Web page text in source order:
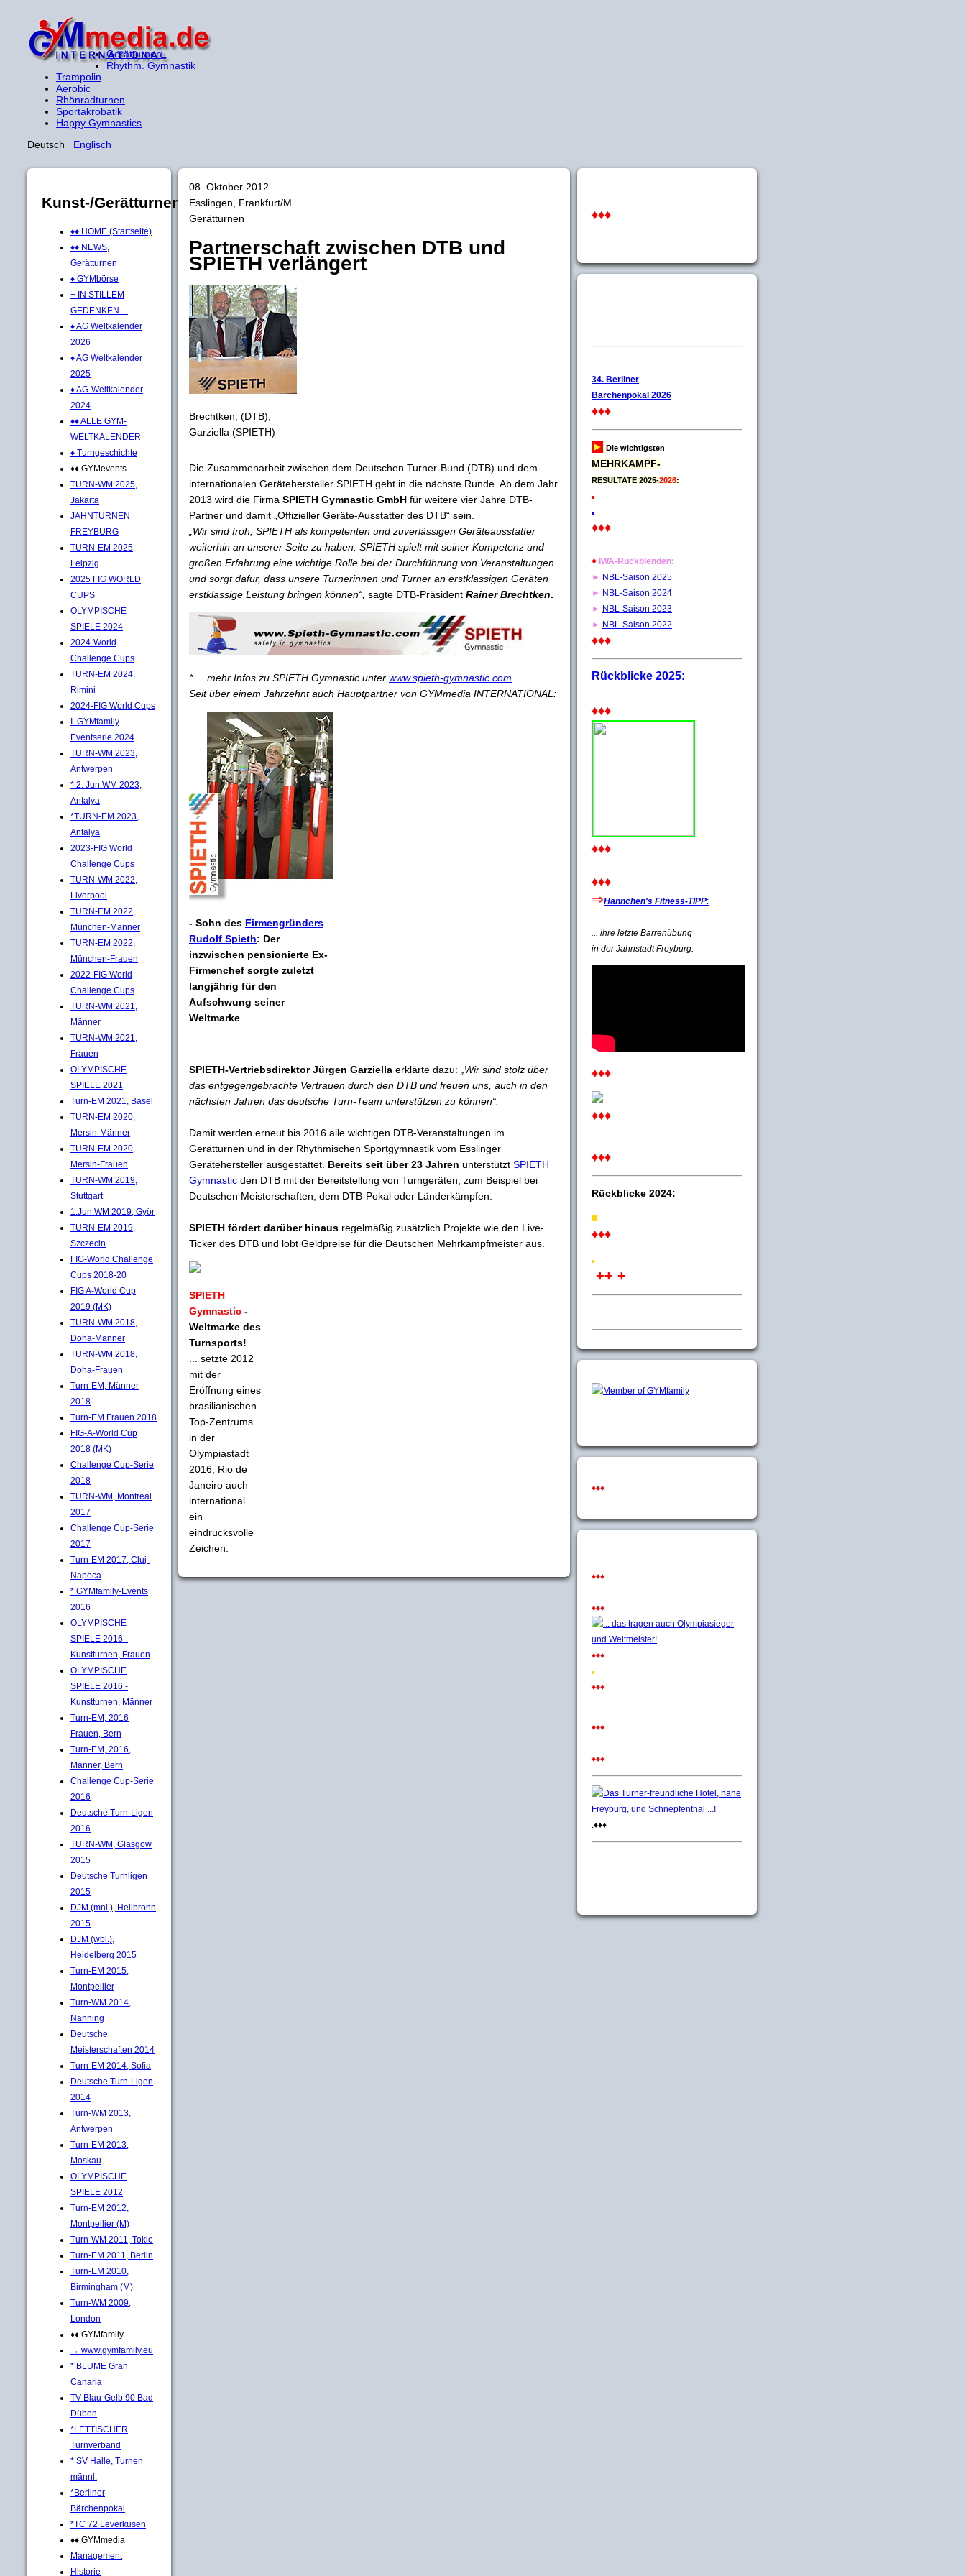
Gerätturnen
Rhythm. Gymnastik
Trampolin
Aerobic
Rhönradturnen
Sportakrobatik
Happy Gymnastics
Deutsch Englisch
Kunst-/Gerätturnen
♦♦ HOME (Startseite)
♦♦ NEWS,
Gerätturnen
♦ GYMbörse
+ IN STILLEM
GEDENKEN ...
♦ AG Weltkalender
2026
♦ AG Weltkalender
2025
♦ AG-Weltkalender
2024
♦♦ ALLE GYM-
WELTKALENDER
♦ Turngeschichte
♦♦ GYMevents
TURN-WM 2025,
Jakarta
JAHNTURNEN
FREYBURG
TURN-EM 2025,
Leipzig
2025 FIG WORLD
CUPS
OLYMPISCHE
SPIELE 2024
2024-World
Challenge Cups
TURN-EM 2024,
Rimini
2024-FIG World Cups
I. GYMfamily
Eventserie 2024
TURN-WM 2023,
Antwerpen
* 2. Jun.WM 2023,
Antalya
*TURN-EM 2023,
Antalya
2023-FIG World
Challenge Cups
TURN-WM 2022,
Liverpool
TURN-EM 2022,
München-Männer
TURN-EM 2022,
München-Frauen
2022-FIG World
Challenge Cups
TURN-WM 2021,
Männer
TURN-WM 2021,
Frauen
OLYMPISCHE
SPIELE 2021
Turn-EM 2021, Basel
TURN-EM 2020,
Mersin-Männer
TURN-EM 2020,
Mersin-Frauen
TURN-WM 2019,
Stuttgart
1.Jun.WM 2019, Györ
TURN-EM 2019,
Szczecin
FIG-World Challenge
Cups 2018-20
FIG A-World Cup
2019 (MK)
TURN-WM 2018,
Doha-Männer
TURN-WM 2018,
Doha-Frauen
Turn-EM, Männer
2018
Turn-EM Frauen 2018
FIG-A-World Cup
2018 (MK)
Challenge Cup-Serie
2018
TURN-WM, Montreal
2017
Challenge Cup-Serie
2017
Turn-EM 2017, Cluj-
Napoca
* GYMfamily-Events
2016
OLYMPISCHE
SPIELE 2016 -
Kunstturnen, Frauen
OLYMPISCHE
SPIELE 2016 -
Kunstturnen, Männer
Turn-EM, 2016
Frauen, Bern
Turn-EM, 2016,
Männer, Bern
Challenge Cup-Serie
2016
Deutsche Turn-Ligen
2016
TURN-WM, Glasgow
2015
Deutsche Turnligen
2015
DJM (mnl.), Heilbronn
2015
DJM (wbl.),
Heidelberg 2015
Turn-EM 2015,
Montpellier
Turn-WM 2014,
Nanning
Deutsche
Meisterschaften 2014
Turn-EM 2014, Sofia
Deutsche Turn-Ligen
2014
Turn-WM 2013,
Antwerpen
Turn-EM 2013,
Moskau
OLYMPISCHE
SPIELE 2012
Turn-EM 2012,
Montpellier (M)
Turn-WM 2011, Tokio
Turn-EM 2011, Berlin
Turn-EM 2010,
Birmingham (M)
Turn-WM 2009,
London
♦♦ GYMfamily
→ www.gymfamily.eu
* BLUME Gran
Canaria
TV Blau-Gelb 90 Bad
Düben
*LETTISCHER
Turnverband
* SV Halle, Turnen
männl.
*Berliner
Bärchenpokal
*TC 72 Leverkusen
♦♦ GYMmedia
Management
Historie
08. Oktober 2012
Esslingen, Frankfurt/M.
Gerätturnen
Partnerschaft zwischen DTB und
SPIETH verlängert
Brechtken, (DTB),
Garziella (SPIETH)
Die Zusammenarbeit zwischen dem Deutschen Turner-Bund (DTB) und dem
internationalen Gerätehersteller SPIETH geht in die nächste Runde. Ab dem Jahr
2013 wird die Firma SPIETH Gymnastic GmbH für weitere vier Jahre DTB-
Partner und damit „Offizieller Geräte-Ausstatter des DTB“ sein.
„Wir sind froh, SPIETH als kompetenten und zuverlässigen Geräteausstatter
weiterhin an unserer Seite zu haben. SPIETH spielt mit seiner Kompetenz und
großen Erfahrung eine wichtige Rolle bei der Durchführung von Veranstaltungen
und sorgt dafür, dass unsere Turnerinnen und Turner an erstklassigen Geräten
erstklassige Leistung bringen können“, sagte DTB-Präsident Rainer Brechtken.
* ... mehr Infos zu SPIETH Gymnastic unter www.spieth-gymnastic.com
Seit über einem Jahrzehnt auch Hauptpartner von GYMmedia INTERNATIONAL:
- Sohn des Firmengründers
Rudolf Spieth: Der
inzwischen pensionierte Ex-
Firmenchef sorgte zuletzt
langjährig für den
Aufschwung seiner
Weltmarke
SPIETH-Vertriebsdirektor Jürgen Garziella erklärte dazu:
„Wir sind stolz über
das entgegengebrachte Vertrauen durch den DTB und freuen uns, auch in den
nächsten Jahren das deutsche Turn-Team unterstützen zu können“.
Damit werden erneut bis 2016 alle wichtigen DTB-Veranstaltungen im
Gerätturnen und in der Rhythmischen Sportgymnastik vom Esslinger
Gerätehersteller ausgestattet. Bereits seit über 23 Jahren unterstützt SPIETH
Gymnastic den DTB mit der Bereitstellung von Turngeräten, zum Beispiel bei
Deutschen Meisterschaften, dem DTB-Pokal oder Länderkämpfen.
SPIETH fördert darüber hinaus regelmäßig zusätzlich Projekte wie den Live-
Ticker des DTB und lobt Geldpreise für die Deutschen Mehrkampfmeister aus.
SPIETH
Gymnastic -
Weltmarke des
Turnsports!
... setzte 2012
mit der
Eröffnung eines
brasilianischen
Top-Zentrums
in der
Olympiastadt
2016, Rio de
Janeiro auch
international
ein
eindrucksvolle
Zeichen.
♦♦♦
34. Berliner
Bärchenpokal 2026
♦♦♦
► Die wichtigsten
MEHRKAMPF-
RESULTATE 2025-2026:
♦♦♦
♦ IWA-Rückblenden:
► NBL-Saison 2025
► NBL-Saison 2024
► NBL-Saison 2023
► NBL-Saison 2022
♦♦♦
Rückblicke 2025:
♦♦♦
♦♦♦
♦♦♦
⇒Hannchen's Fitness-TIPP:
... ihre letzte Barrenübung
in der Jahnstadt Freyburg:
♦♦♦
♦♦♦
♦♦♦
Rückblicke 2024:
♦♦♦
++ +
♦♦♦
♦♦♦
♦♦♦
♦♦♦
♦♦♦
♦♦♦
♦♦♦
.♦♦♦